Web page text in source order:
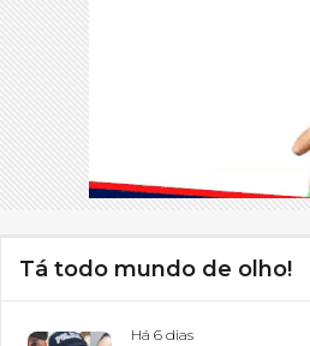
Tá todo mundo de olho!
Há 6 dias